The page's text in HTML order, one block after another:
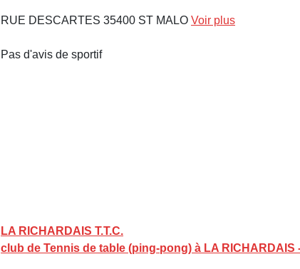
RUE DESCARTES 35400 ST MALO Voir plus
Pas d'avis de sportif
LA RICHARDAIS T.T.C.
club de Tennis de table (ping-pong) à LA RICHARDAIS